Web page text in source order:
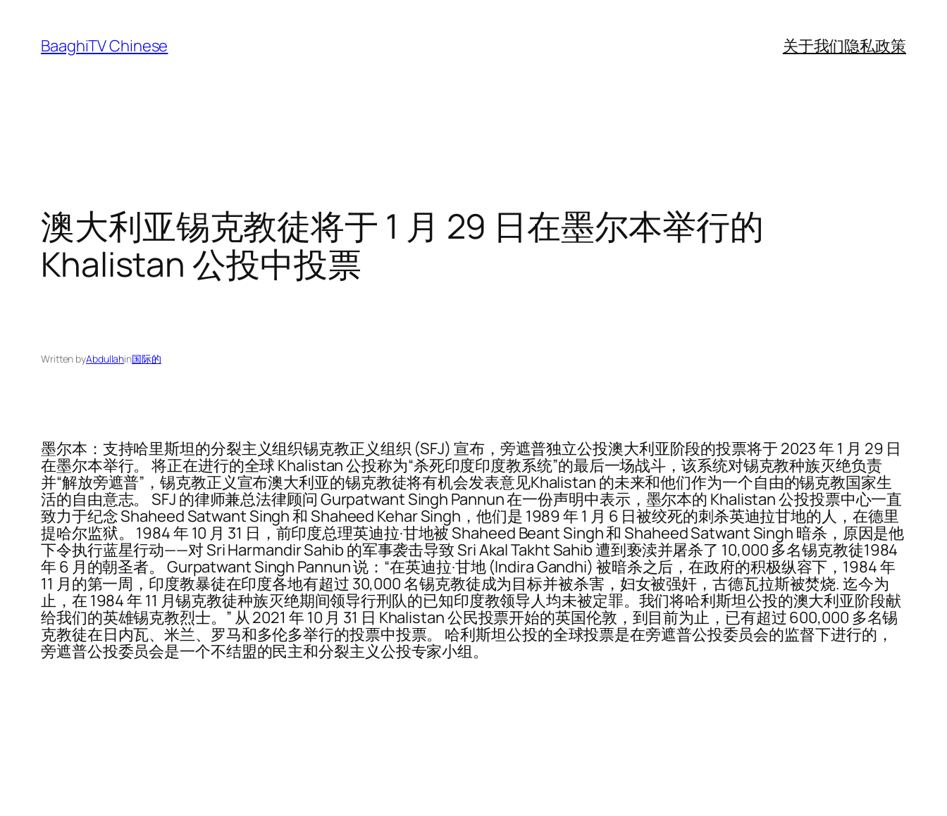
content
BaaghiTV Chinese 关于我们隐私政策
澳大利亚锡克教徒将于 1 月 29 日在墨尔本举行的
Khalistan 公投中投票
Written byAbdullahin国际的
墨尔本：支持哈里斯坦的分裂主义组织锡克教正义组织 (SFJ) 宣布，旁遮普独立公投澳大利亚阶段的投票将于 2023 年 1 月 29 日
在墨尔本举行。 将正在进行的全球 Khalistan 公投称为“杀死印度印度教系统”的最后一场战斗，该系统对锡克教种族灭绝负责
并“解放旁遮普”，锡克教正义宣布澳大利亚的锡克教徒将有机会发表意见Khalistan 的未来和他们作为一个自由的锡克教国家生
活的自由意志。 SFJ 的律师兼总法律顾问 Gurpatwant Singh Pannun 在一份声明中表示，墨尔本的 Khalistan 公投投票中心一直
致力于纪念 Shaheed Satwant Singh 和 Shaheed Kehar Singh，他们是 1989 年 1 月 6 日被绞死的刺杀英迪拉甘地的人，在德里
提哈尔监狱。 1984 年 10 月 31 日，前印度总理英迪拉·甘地被 Shaheed Beant Singh 和 Shaheed Satwant Singh 暗杀，原因是他
下令执行蓝星行动——对 Sri Harmandir Sahib 的军事袭击导致 Sri Akal Takht Sahib 遭到亵渎并屠杀了 10,000 多名锡克教徒1984
年 6 月的朝圣者。 Gurpatwant Singh Pannun 说：“在英迪拉·甘地 (Indira Gandhi) 被暗杀之后，在政府的积极纵容下，1984 年
11 月的第一周，印度教暴徒在印度各地有超过 30,000 名锡克教徒成为目标并被杀害，妇女被强奸，古德瓦拉斯被焚烧. 迄今为
止，在 1984 年 11 月锡克教徒种族灭绝期间领导行刑队的已知印度教领导人均未被定罪。我们将哈利斯坦公投的澳大利亚阶段献
给我们的英雄锡克教烈士。” 从 2021 年 10 月 31 日 Khalistan 公民投票开始的英国伦敦，到目前为止，已有超过 600,000 多名锡
克教徒在日内瓦、米兰、罗马和多伦多举行的投票中投票。 哈利斯坦公投的全球投票是在旁遮普公投委员会的监督下进行的，
旁遮普公投委员会是一个不结盟的民主和分裂主义公投专家小组。